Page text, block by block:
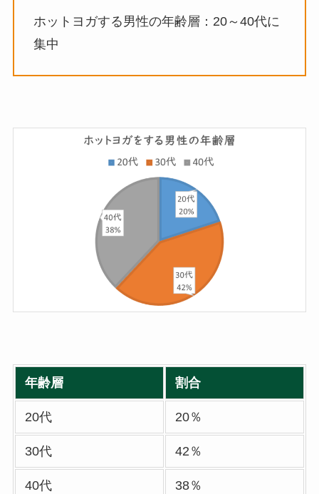
ホットヨガする男性の年齢層：20～40代に
集中
年齢層 割合
20代 20％
30代 42％
40代 38％